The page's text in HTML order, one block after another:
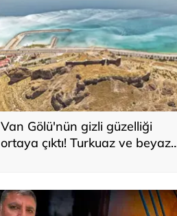
Van Gölü'nün gizli güzelliği
ortaya çıktı! Turkuaz ve beyaz